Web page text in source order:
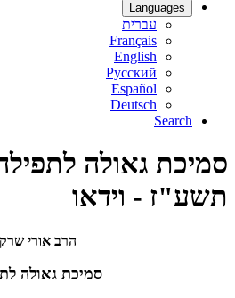
Languages
עברית
Français
English
Русский
Español
Deutsch
Search
סמיכת גאולה
תשע"ז - וידאו
הרב אורי
סמיכת גאולה